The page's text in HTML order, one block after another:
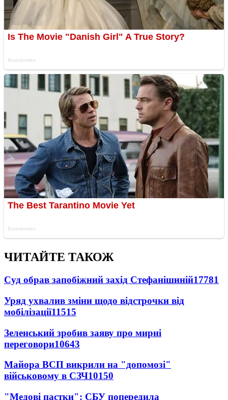
ЧИТАЙТЕ ТАКОЖ
Суд обрав запобіжний захід Стефанішиній17781
Уряд ухвалив зміни щодо відстрочки від
мобілізації11515
Зеленський зробив заяву про мирні
переговори10643
Майора ВСП викрили на "допомозі"
військовому в СЗЧ10150
"Медові пастки": СБУ попередила